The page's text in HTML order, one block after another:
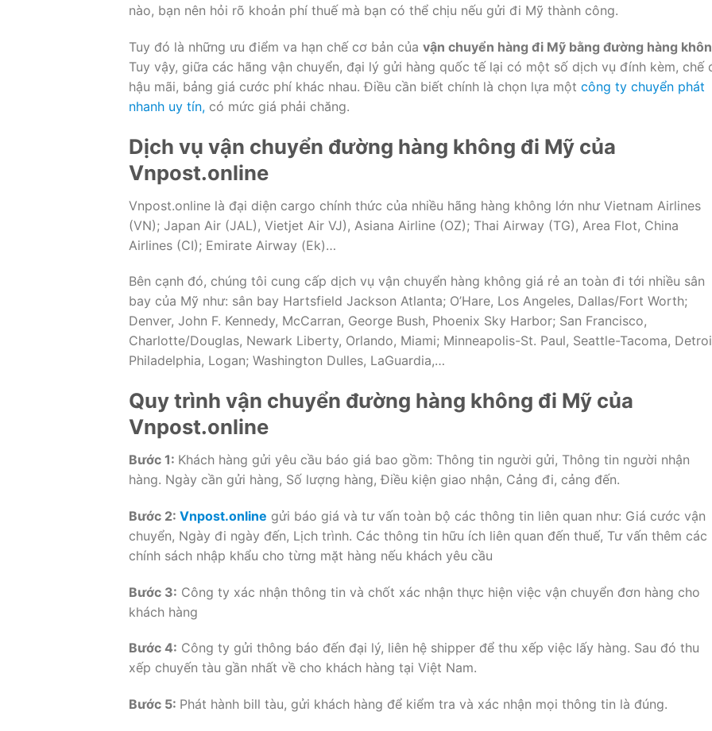
nào, bạn nên hỏi rõ khoản phí thuế mà bạn có thể chịu nếu gửi đi Mỹ thành công.
Tuy đó là những ưu điểm va hạn chế cơ bản của vận chuyển hàng đi Mỹ bằng đường hàng
Tuy vậy, giữa các hãng vận chuyển, đại lý gửi hàng quốc tế lại có một số dịch vụ đính kèm, chế
hậu mãi, bảng giá cước phí khác nhau. Điều cần biết chính là chọn lựa một công ty chuyển phát
nhanh uy tín, có mức giá phải chăng.
Dịch vụ vận chuyển đường hàng không đi Mỹ của
Vnpost.online
Vnpost.online là đại diện cargo chính thức của nhiều hãng hàng không lớn như Vietnam Airlines
(VN); Japan Air (JAL), Vietjet Air VJ), Asiana Airline (OZ); Thai Airway (TG), Area Flot, China
Airlines (CI); Emirate Airway (Ek)…
Bên cạnh đó, chúng tôi cung cấp dịch vụ vận chuyển hàng không giá rẻ an toàn đi tới nhiều sân
bay của Mỹ như: sân bay Hartsfield Jackson Atlanta; O’Hare, Los Angeles, Dallas/Fort Worth;
Denver, John F. Kennedy, McCarran, George Bush, Phoenix Sky Harbor; San Francisco,
Charlotte/Douglas, Newark Liberty, Orlando, Miami; Minneapolis-St. Paul, Seattle-Tacoma,
Philadelphia, Logan; Washington Dulles, LaGuardia,…
Quy trình vận chuyển đường hàng không đi Mỹ của
Vnpost.online
Bước 1: Khách hàng gửi yêu cầu báo giá bao gồm: Thông tin người gửi, Thông tin người nhận
hàng. Ngày cần gửi hàng, Số lượng hàng, Điều kiện giao nhận, Cảng đi, cảng đến.
Bước 2: Vnpost.online gửi báo giá và tư vấn toàn bộ các thông tin liên quan như: Giá cước vận
chuyển, Ngày đi ngày đến, Lịch trình. Các thông tin hữu ích liên quan đến thuế, Tư vấn thêm các
chính sách nhập khẩu cho từng mặt hàng nếu khách yêu cầu
Bước 3: Công ty xác nhận thông tin và chốt xác nhận thực hiện việc vận chuyển đơn hàng cho
khách hàng
Bước 4: Công ty gửi thông báo đến đại lý, liên hệ shipper để thu xếp việc lấy hàng. Sau đó thu
xếp chuyến tàu gần nhất về cho khách hàng tại Việt Nam.
Bước 5: Phát hành bill tàu, gửi khách hàng để kiểm tra và xác nhận mọi thông tin là đúng.